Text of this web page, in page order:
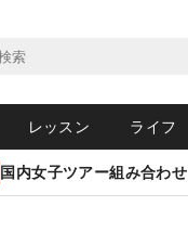
レッスン ライフ
国内女子ツアー組み合わせ